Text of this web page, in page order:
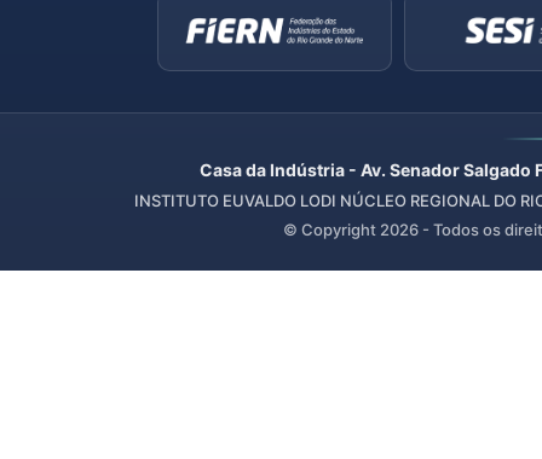
Casa da Indústria - Av. Senador
INSTITUTO EUVALDO LODI NÚCLEO REGIONAL DO
© Copyright 2026 - Todos os